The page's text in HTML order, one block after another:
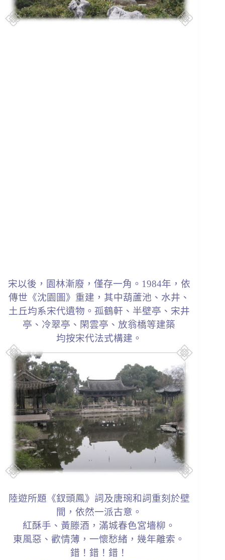
宋以後，園林漸廢，僅存一角。1984年，依
傳世《沈園圖》重建，其中葫蘆池、水井、
土丘均系宋代遺物。孤鶴軒、半壁亭、宋井
亭、冷翠亭、閑雲亭、放翁橋等建築
均按宋代法式構建。
陸遊所題《釵頭鳳》詞及唐琬和詞重刻於壁
間，依然一派古意。
紅酥手、黃滕酒，滿城春色宮墻柳。
東風惡、歡情薄，一懷愁緒，幾年離索。
錯！錯！錯！